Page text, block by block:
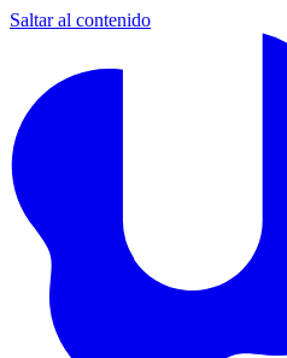
Saltar al contenido